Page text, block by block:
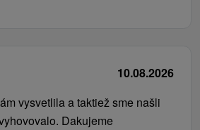
10.08.2026
vysvetlila a taktiež sme našli
Dakujeme